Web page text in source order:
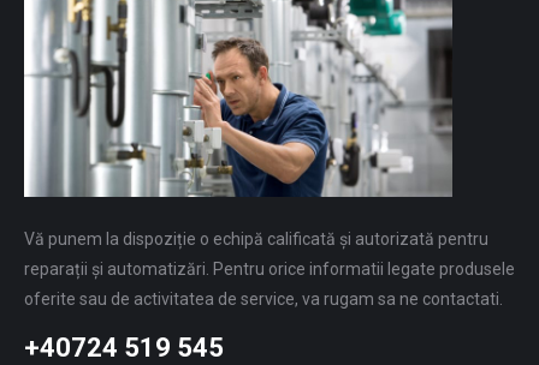
Vă punem la dispoziție o echipă calificată și autorizată pentru
reparații și automatizări. Pentru orice informatii legate produsele
oferite sau de activitatea de service, va rugam sa ne contactati.
+40724 519 545